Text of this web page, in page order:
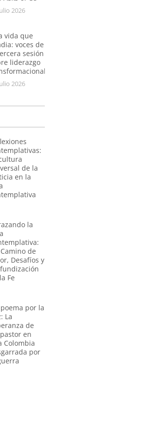
2026
vida que
voces de
sesión
liderazgo
2026
de la
en la
la
de
Desafíos y
Fe
por la
La
de
en
Colombia
por